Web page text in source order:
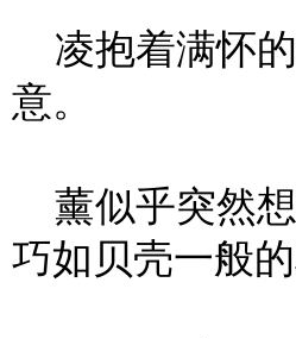
凌抱着满怀的
意。
薰似乎突然想
巧如贝壳一般的